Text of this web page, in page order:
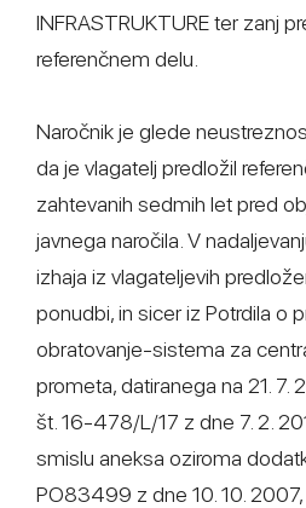
INFRASTRUKTURE ter zanj
referenčnem delu.
Naročnik je glede
da je vlagatelj predložil
zahtevanih sedmih let pred
javnega naročila. V
izhaja iz vlagateljevih
ponudbi, in sicer iz Potrdila o
obratovanje-sistema za
prometa, datiranega na 21.
št. 16-478/L/17 z dne 7. 2.
smislu aneksa oziroma
PO83499 z dne 10. 10.